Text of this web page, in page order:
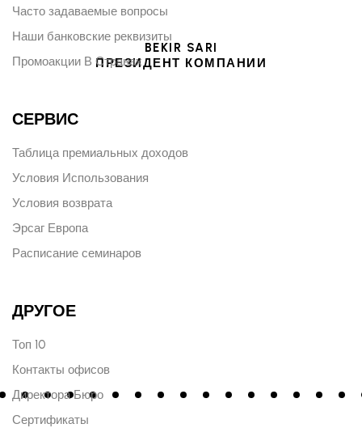
BEKIR SARI
ПРЕЗИДЕНТ КОМПАНИИ
Часто задаваемые вопросы
Наши банковские реквизиты
Промоакции В Странах
СЕРВИС
Таблица премиальных доходов
Условия Использования
Условия возврата
Эрсаг Европа
Расписание семинаров
ДРУГОЕ
Топ 10
Контакты офисов
Директора Бюро
Сертификаты